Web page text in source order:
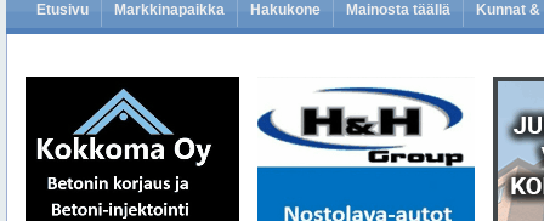
Etusivu Markkinapaikka Hakukone Mainosta täällä Kunnat